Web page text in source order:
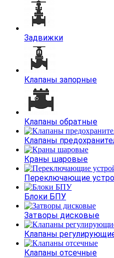
Задвижки
Клапаны запорные
Клапаны обратные
Клапаны
Краны шаровые
Переключающие
Блоки БПУ
Затворы дисковые
Клапаны
Клапаны отсечные